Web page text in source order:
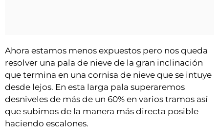
Ahora estamos menos expuestos pero nos queda
resolver una pala de nieve de la gran inclinación
que termina en una cornisa de nieve que se intuye
desde lejos. En esta larga pala superaremos
desniveles de más de un 60% en varios tramos así
que subimos de la manera más directa posible
haciendo escalones.